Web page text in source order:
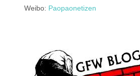
Weibo: Paopaonetizen
gfw_blog_small.jpg